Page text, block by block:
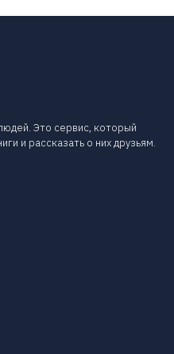
Это сервис, который
и рассказать о них друзьям.